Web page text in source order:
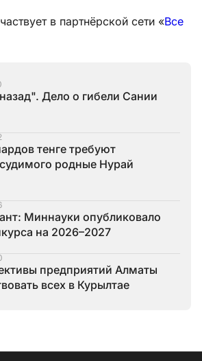
в партнёрской сети «Все
Дело о гибели Сании
тенге требуют
родные Нурай
Миннауки опубликовало
на 2026–2027
предприятий Алматы
всех в Курылтае